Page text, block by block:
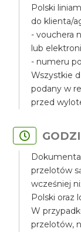
Polski
do klienta/
- vouchera
lub
- numeru
Wszystkie
podany w
przed
przelotów
wcześniej
Polski oraz
W
przelotów,